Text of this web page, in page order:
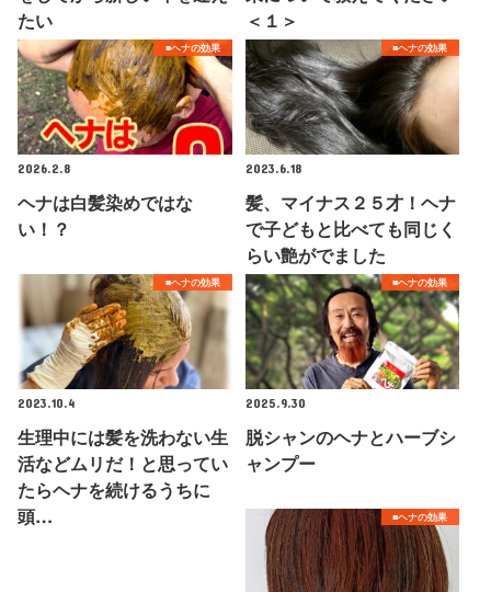
たい
＜１＞
■ヘナの効果
2026.2.8
ヘナは白髪染めではな
い！？
■ヘナの効果
2023.6.18
髪、マイナス２５才！ヘナ
で子どもと比べても同じく
らい艶がでました
■ヘナの効果
2023.10.4
生理中には髪を洗わない生
活などムリだ！と思ってい
たらヘナを続けるうちに
頭…
■ヘナの効果
2025.9.30
脱シャンのヘナとハーブシ
ャンプー
■ヘナの効果